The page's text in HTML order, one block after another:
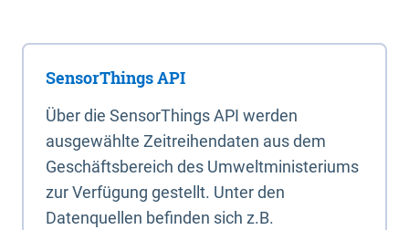
SensorThings API
Über die SensorThings API werden
ausgewählte Zeitreihendaten aus dem
Geschäftsbereich des Umweltministeriums
zur Verfügung gestellt. Unter den
Datenquellen befinden sich z.B.